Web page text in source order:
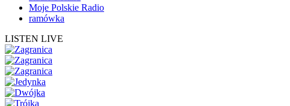
Moje Polskie Radio
ramówka
LISTEN LIVE